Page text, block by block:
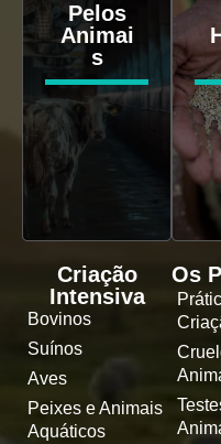
Pelos
Animai
s
Criação
Intensiva
Bovinos
Suínos
Aves
Peixes e Animais
Aquáticos
Os